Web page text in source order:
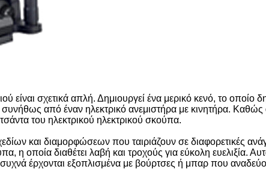
είναι σχετικά απλή. Δημιουργεί ένα μερικό κενό, το
από έναν ηλεκτρικό ανεμιστήρα με κινητήρα. Καθώς
του ηλεκτρικού ηλεκτρικού σκούπα.
και διαμορφώσεων που ταιριάζουν σε διαφορετικές
η οποία διαθέτει λαβή και τροχούς για εύκολη ευελιξία.
έρχονται εξοπλισμένα με βούρτσες ή μπαρ που